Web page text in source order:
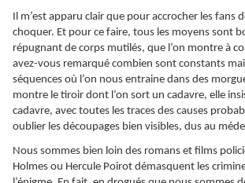
Il m’est apparu clair que pour accrocher les fans
choquer. Et pour ce faire, tous les moyens sont
répugnant de corps mutilés, que l’on montre à
avez-vous remarqué combien sont constants
séquences où l’on nous entraine dans des
montre le tiroir dont l’on sort un cadavre, elle
cadavre, avec toutes les traces des causes
oublier les découpages bien visibles, dus au
Nous sommes bien loin des romans et films
Holmes ou Hercule Poirot démasquent les